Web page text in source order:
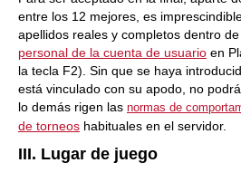
entre los 12 mejores, es
apellidos reales y completos dentro
personal de la cuenta de usuario en
la tecla F2). Sin que se haya
está vinculado con su apodo, no
lo demás rigen las normas de
de torneos habituales en el servidor.
III. Lugar de juego